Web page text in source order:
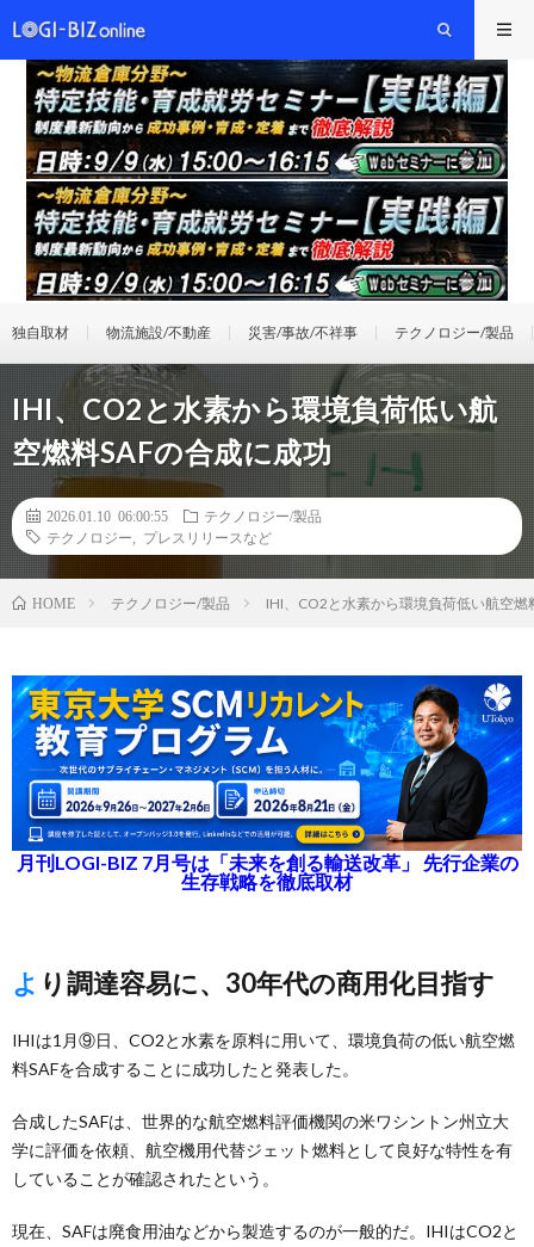
独自取材 物流施設/不動産 災害/事故/不祥事 テクノロジー/製品
IHI、CO2と水素から環境負荷低い航
空燃料SAFの合成に成功
2026.01.10 06:00:55
テクノロジー/製品
テクノロジー
プレスリリースなど
HOME テクノロジー/製品 IHI、CO2と水素から環境負荷低い航空燃
月刊LOGI-BIZ 7月号は「未来を創る輸送改革」 先行企業の
生存戦略を徹底取材
より調達容易に、30年代の商用化目指す
IHIは1月⑨日、CO2と水素を原料に用いて、環境負荷の低い航空燃
料SAFを合成することに成功したと発表した。
合成したSAFは、世界的な航空燃料評価機関の米ワシントン州立大
学に評価を依頼、航空機用代替ジェット燃料として良好な特性を有
していることが確認されたという。
現在、SAFは廃食用油などから製造するのが一般的だ。IHIはCO2と